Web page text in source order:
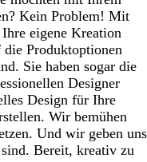
Kein Problem! Mit
eigene Kreation
die Produktoptionen
Sie haben sogar die
Designer
Design für Ihre
Wir bemühen
Und wir geben uns
Bereit, kreativ zu